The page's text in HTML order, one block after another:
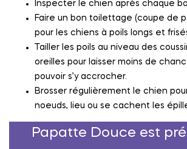
Inspecter le chien après chaque
Faire un bon toilettage (coupe de
pour les chiens à poils longs et
Tailler les poils au niveau des
oreilles pour laisser moins de
pouvoir s’y accrocher.
Brosser régulièrement le chien
noeuds, lieu ou se cachent les
Papatte Douce est